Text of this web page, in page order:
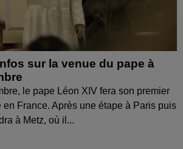
sur la venue du pape à
le pape Léon XIV fera son premier
France. Après une étape à Paris puis
à Metz, où il...